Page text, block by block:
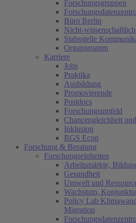
Forschungsgruppen
Büro Berlin
Nicht-
Stabsstelle
Organigramm
Karriere
Jobs
Praktika
Ausbildung
Promovierende
Postdocs
Forschungsumfeld
Chancengleichheit
Inklusion
RGS Econ
Forschung & Beratung
Forschungseinheiten
Arbeitsmärkte,
Gesundheit
Umwelt und
Wachstum,
Policy Lab
Migration